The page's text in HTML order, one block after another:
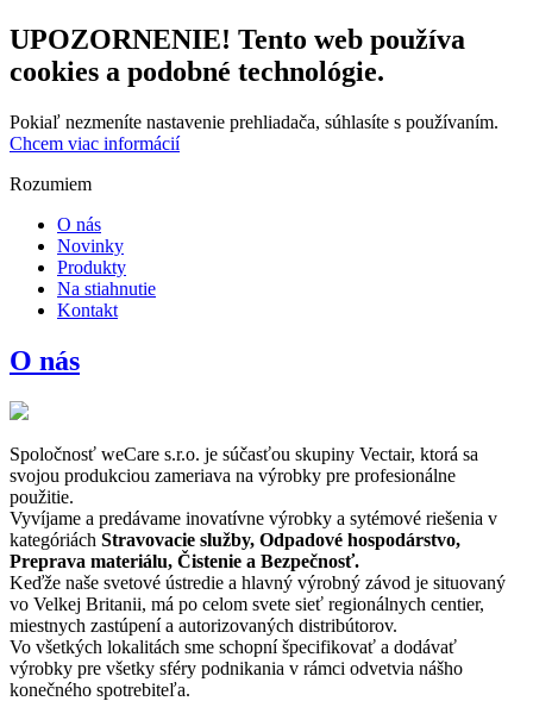
UPOZORNENIE! Tento web používa
cookies a podobné technológie.
Pokiaľ nezmeníte nastavenie prehliadača, súhlasíte s používaním.
Chcem viac informácií
Rozumiem
O nás
Novinky
Produkty
Na stiahnutie
Kontakt
O nás
Spoločnosť weCare s.r.o. je súčasťou skupiny Vectair, ktorá sa
svojou produkciou zameriava na výrobky pre profesionálne
použitie.
Vyvíjame a predávame inovatívne výrobky a sytémové riešenia v
kategóriách Stravovacie služby, Odpadové hospodárstvo,
Preprava materiálu, Čistenie a Bezpečnosť.
Keďže naše svetové ústredie a hlavný výrobný závod je situovaný
vo Velkej Britanii, má po celom svete sieť regionálnych centier,
miestnych zastúpení a autorizovaných distribútorov.
Vo všetkých lokalitách sme schopní špecifikovať a dodávať
výrobky pre všetky sféry podnikania v rámci odvetvia nášho
konečného spotrebiteľa.